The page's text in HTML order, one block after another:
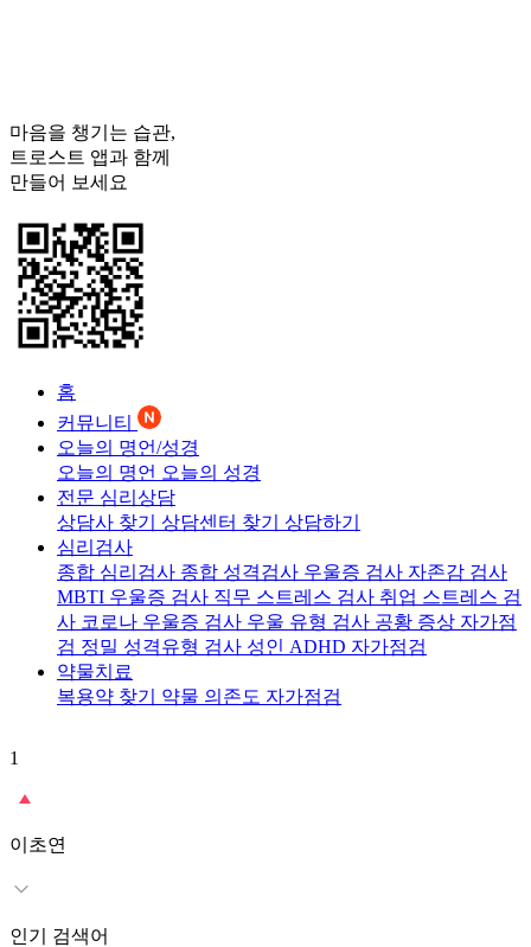
마음을 챙기는 습관,
트로스트 앱과 함께
만들어 보세요
홈
커뮤니티
오늘의 명언/성경
오늘의 명언 오늘의 성경
전문 심리상담
상담사 찾기 상담센터 찾기 상담하기
심리검사
종합 심리검사 종합 성격검사 우울증 검사 자존감 검사
MBTI 우울증 검사 직무 스트레스 검사 취업 스트레스 검
사 코로나 우울증 검사 우울 유형 검사 공황 증상 자가점
검 정밀 성격유형 검사 성인 ADHD 자가점검
약물치료
복용약 찾기 약물 의존도 자가점검
1
이초연
인기 검색어